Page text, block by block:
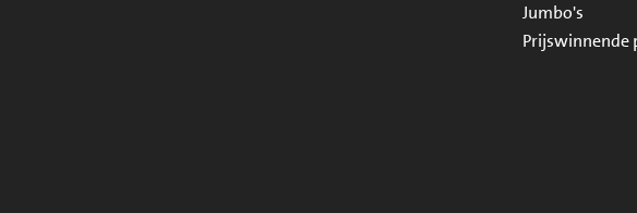
Jumbo's
Prijswinnende